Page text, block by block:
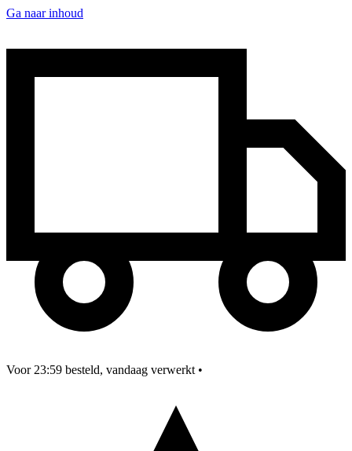
Ga naar inhoud
Voor 23:59 besteld, vandaag verwerkt •